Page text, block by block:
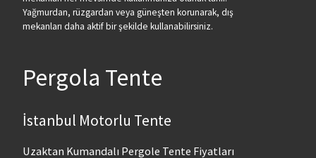
Yağmurdan, rüzgardan veya güneşten korunarak, dış
mekanları daha aktif bir şekilde kullanabilirsiniz.
Pergola Tente
İstanbul Motorlu Tente
Uzaktan Kumandalı Pergole Tente Fiyatları